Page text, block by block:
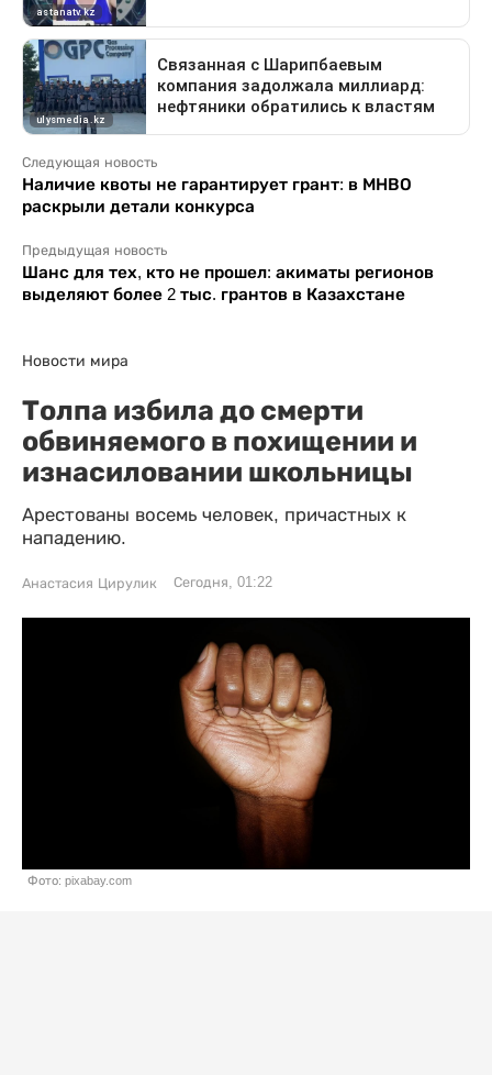
Следующая новость
Наличие квоты не гарантирует грант: в МНВО
раскрыли детали конкурса
Предыдущая новость
Шанс для тех, кто не прошел: акиматы регионов
выделяют более 2 тыс. грантов в Казахстане
Новости мира
Толпа избила до смерти
обвиняемого в похищении и
изнасиловании школьницы
Арестованы восемь человек, причастных к
нападению.
Анастасия Цирулик Сегодня, 01:22
Фото: pixabay.com